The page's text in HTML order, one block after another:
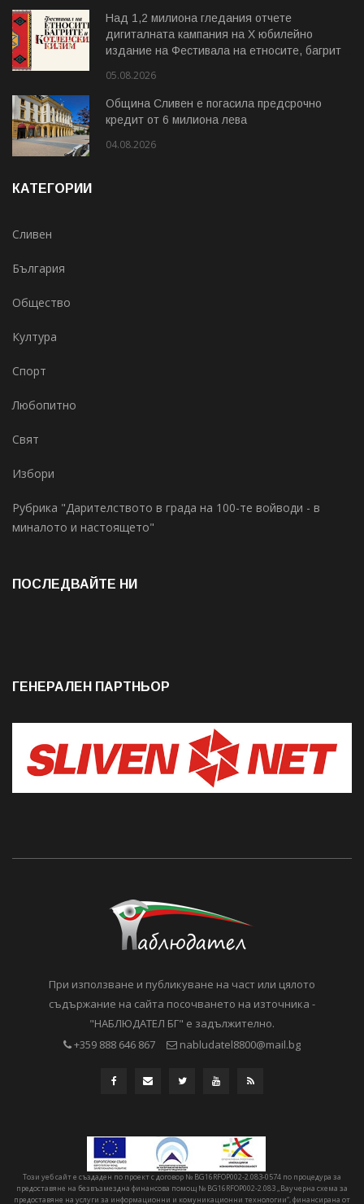
Над 1,2 милиона гледания отчете
дигиталната кампания на Х юбилейно
издание на Фестивала на етносите, багрите
05.08.2026
Община Сливен е погасила предсрочно
кредит от 6 милиона лева
04.08.2026
КАТЕГОРИИ
Сливен
България
Общество
Култура
Спорт
Любопитно
Свят
Избори
Рубрика "Дарителството в града на 100-те войводи - в
миналото и настоящето"
ПОСЛЕДВАЙТЕ НИ
ГЕНЕРАЛЕН ПАРТНЬОР
При използване и публикуване на част или цялото
съдържание на сайта посочването на източника -
"НАБЛЮДАТЕЛ БГ" е задължително.
+359 888 646 867
nabludatel8800@mail.bg
Този уеб сайт е създаден по проект с договор № BG16RFOP002-2.083-0574 по процедура за
предоставяне на безвъзмездна финансова помощ № BG16RFOP002-2.083 „Ваучерна схема за
предоставяне на услуги за информационни и комуникационни технологии“, финансирана от